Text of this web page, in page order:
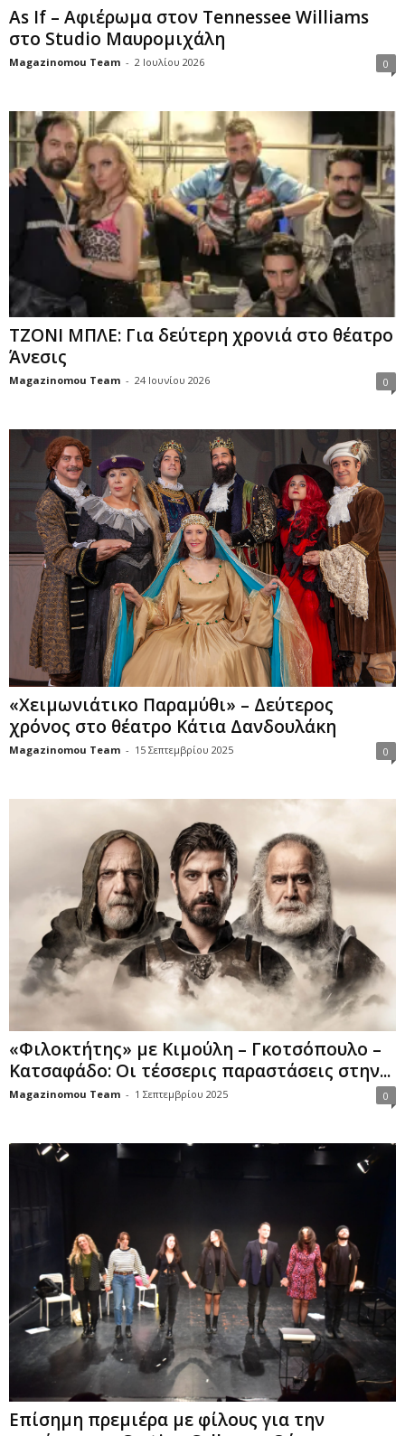
As If – Αφιέρωμα στον Tennessee Williams
στο Studio Μαυρομιχάλη
Magazinomou Team - 2 Ιουλίου 2026 0
ΤΖΟΝΙ ΜΠΛΕ: Για δεύτερη χρονιά στο θέατρο
Άνεσις
Magazinomou Team - 24 Ιουνίου 2026 0
«Χειμωνιάτικο Παραμύθι» – Δεύτερος
χρόνος στο θέατρο Κάτια Δανδουλάκη
Magazinomou Team - 15 Σεπτεμβρίου 2025 0
«Φιλοκτήτης» με Κιμούλη – Γκοτσόπουλο –
Κατσαφάδο: Οι τέσσερις παραστάσεις στην...
Magazinomou Team - 1 Σεπτεμβρίου 2025 0
Επίσημη πρεμιέρα με φίλους για την